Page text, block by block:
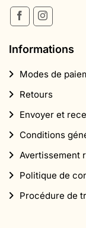
Informations
Modes de
Retours
Envoyer et
Conditions
Avertissement
Politique de
Procédure de